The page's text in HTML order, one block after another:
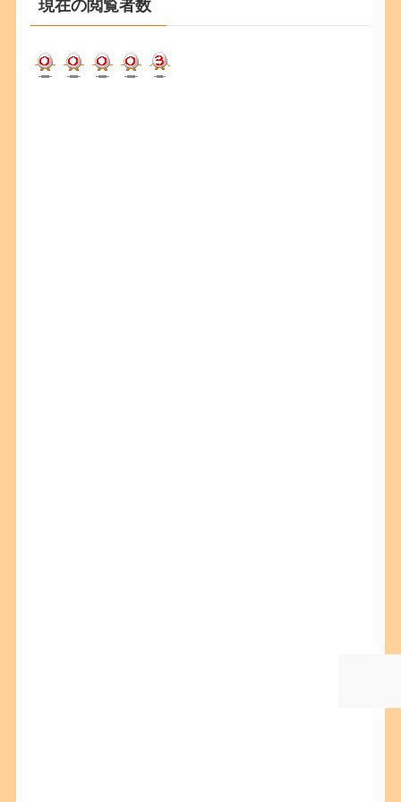
現在の閲覧者数